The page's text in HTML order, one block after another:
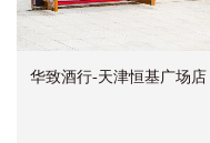
华致酒行-天津恒基广场店